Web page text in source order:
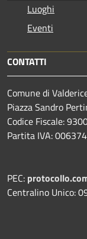
Luoghi
Eventi
CONTATTI
Comune di
Piazza Sandro
Codice Fiscale:
Partita IVA:
PEC:
Centralino Unico: